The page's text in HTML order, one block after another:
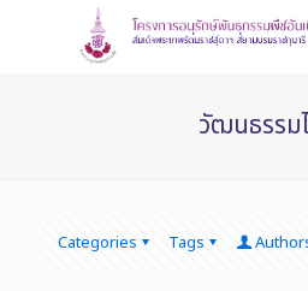
วัฒนธรรม
Categories Tags